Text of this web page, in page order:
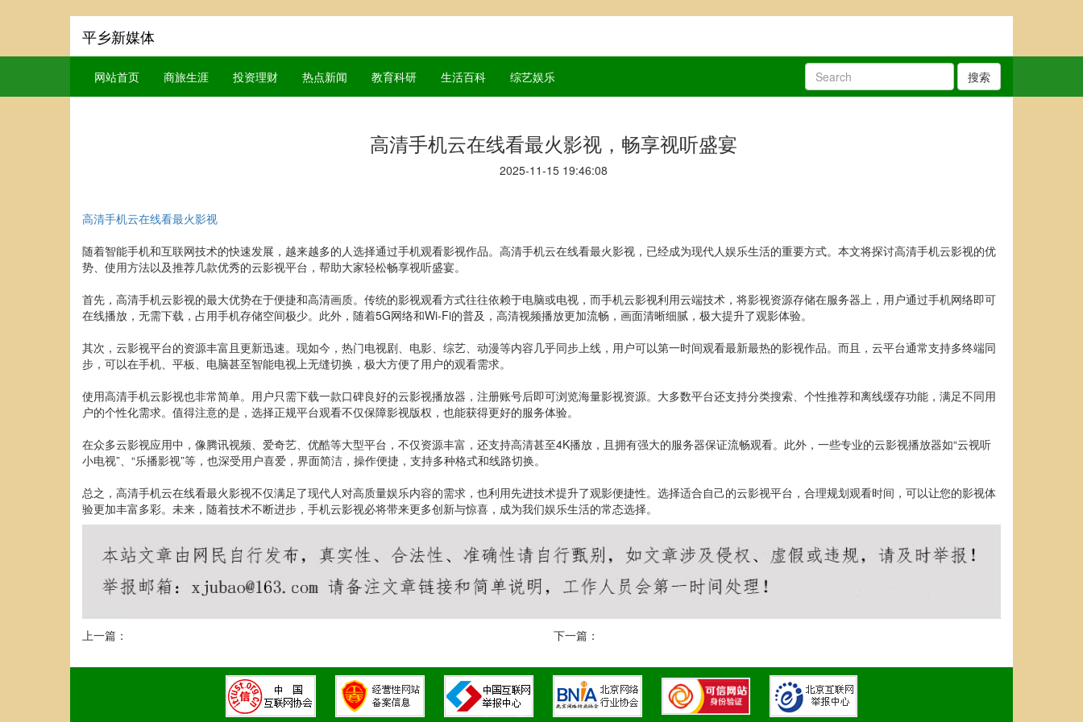
平乡新媒体
网站首页 商旅生涯 投资理财 热点新闻 教育科研 生活百科 综艺娱乐 搜索
高清手机云在线看最火影视，畅享视听盛宴
2025-11-15 19:46:08
高清手机云在线看最火影视
随着智能手机和互联网技术的快速发展，越来越多的人选择通过手机观看影视作品。高清手机云在线看最火影视，已经成为现代人娱乐生活的重要方式。本文将探讨高清手机云影视的优
势、使用方法以及推荐几款优秀的云影视平台，帮助大家轻松畅享视听盛宴。
首先，高清手机云影视的最大优势在于便捷和高清画质。传统的影视观看方式往往依赖于电脑或电视，而手机云影视利用云端技术，将影视资源存储在服务器上，用户通过手机网络即可
在线播放，无需下载，占用手机存储空间极少。此外，随着5G网络和Wi-Fi的普及，高清视频播放更加流畅，画面清晰细腻，极大提升了观影体验。
其次，云影视平台的资源丰富且更新迅速。现如今，热门电视剧、电影、综艺、动漫等内容几乎同步上线，用户可以第一时间观看最新最热的影视作品。而且，云平台通常支持多终端同
步，可以在手机、平板、电脑甚至智能电视上无缝切换，极大方便了用户的观看需求。
使用高清手机云影视也非常简单。用户只需下载一款口碑良好的云影视播放器，注册账号后即可浏览海量影视资源。大多数平台还支持分类搜索、个性推荐和离线缓存功能，满足不同用
户的个性化需求。值得注意的是，选择正规平台观看不仅保障影视版权，也能获得更好的服务体验。
在众多云影视应用中，像腾讯视频、爱奇艺、优酷等大型平台，不仅资源丰富，还支持高清甚至4K播放，且拥有强大的服务器保证流畅观看。此外，一些专业的云影视播放器如“云视听
小电视”、“乐播影视”等，也深受用户喜爱，界面简洁，操作便捷，支持多种格式和线路切换。
总之，高清手机云在线看最火影视不仅满足了现代人对高质量娱乐内容的需求，也利用先进技术提升了观影便捷性。选择适合自己的云影视平台，合理规划观看时间，可以让您的影视体
验更加丰富多彩。未来，随着技术不断进步，手机云影视必将带来更多创新与惊喜，成为我们娱乐生活的常态选择。
上一篇： 下一篇：